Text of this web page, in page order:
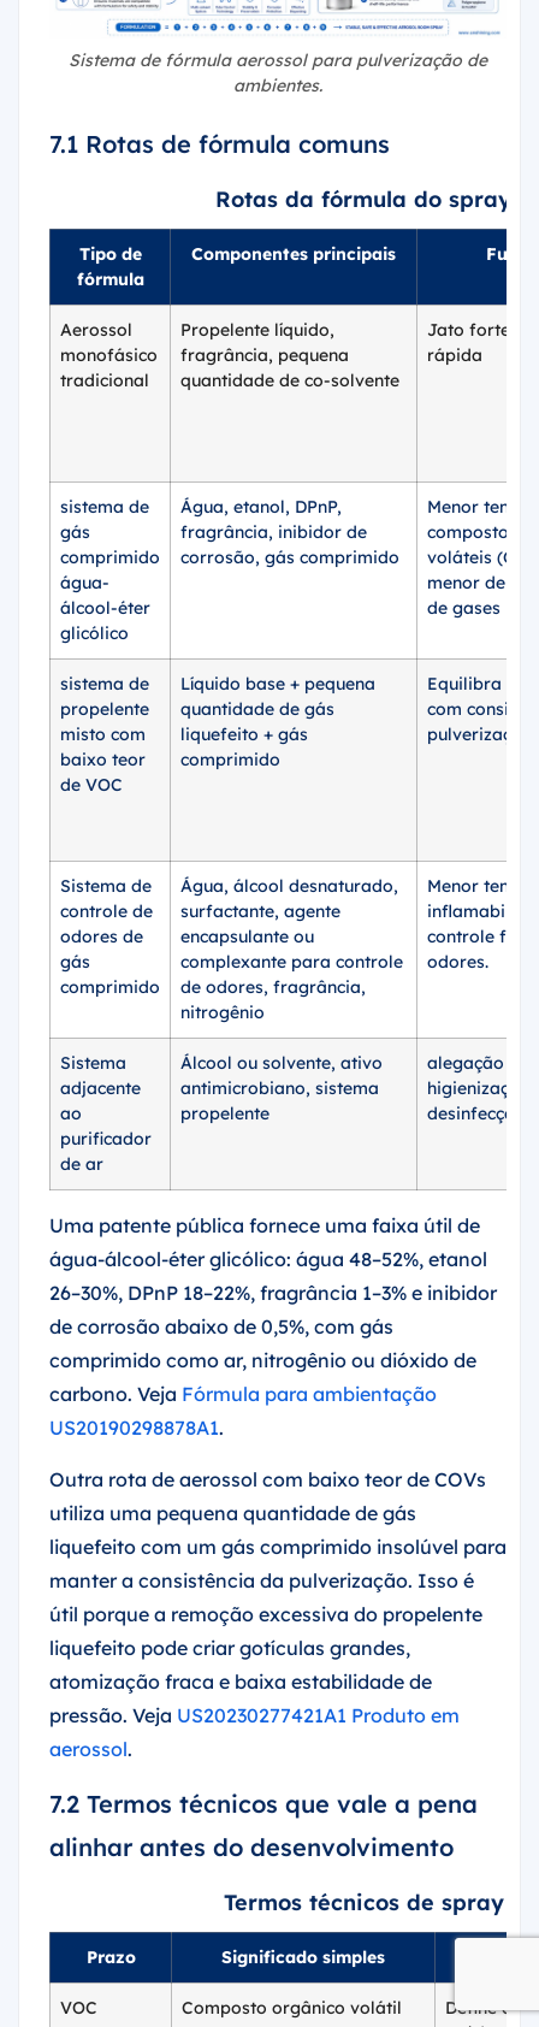
Sistema de fórmula aerossol para pulverização de
ambientes.
7.1 Rotas de fórmula comuns
Rotas da fórmula do spray
Tipo de
fórmula
Componentes principais
Aerossol
monofásico
tradicional
Propelente líquido,
fragrância, pequena
quantidade de co-solvente
Jato forte,
rápida
sistema de
gás
comprimido
água-
álcool-éter
glicólico
Água, etanol, DPnP,
fragrância, inibidor de
corrosão, gás comprimido
Menor
compostos
voláteis
menor
de gases
sistema de
propelente
misto com
baixo teor
de VOC
Líquido base + pequena
quantidade de gás
liquefeito + gás
comprimido
Equilibra
com
pulverização
Sistema de
controle de
odores de
gás
comprimido
Água, álcool desnaturado,
surfactante, agente
encapsulante ou
complexante para controle
de odores, fragrância,
nitrogênio
Menor
controle
odores.
Sistema
adjacente
ao
purificador
de ar
Álcool ou solvente, ativo
antimicrobiano, sistema
propelente
alegação de
higienização
desinfecção
Uma patente pública fornece uma faixa útil de
água-álcool-éter glicólico: água 48–52%, etanol
26–30%, DPnP 18–22%, fragrância 1–3% e inibidor
de corrosão abaixo de 0,5%, com gás
comprimido como ar, nitrogênio ou dióxido de
carbono. Veja Fórmula para ambientação
US20190298878A1.
Outra rota de aerossol com baixo teor de COVs
utiliza uma pequena quantidade de gás
liquefeito com um gás comprimido insolúvel para
manter a consistência da pulverização. Isso é
útil porque a remoção excessiva do propelente
liquefeito pode criar gotículas grandes,
atomização fraca e baixa estabilidade de
pressão. Veja US20230277421A1 Produto em
aerossol.
7.2 Termos técnicos que vale a pena
alinhar antes do desenvolvimento
Termos técnicos de spray
Prazo Significado simples
VOC Composto orgânico volátil
Define a